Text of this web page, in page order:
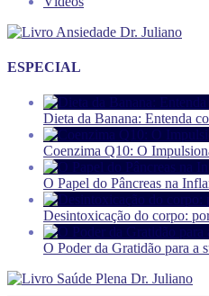
ESPECIAL
Dieta da Banana: Entenda
Coenzima Q10: O
O Papel do Pâncreas na
Desintoxicação do corpo:
O Poder da Gratidão para a